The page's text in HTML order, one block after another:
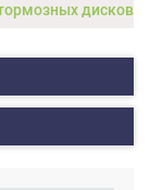
дисков